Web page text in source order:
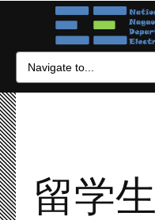
留学